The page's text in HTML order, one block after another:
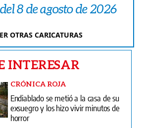
8 de agosto de 2026
OTRAS CARICATURAS
INTERESAR
CRÓNICA ROJA
Endiablado se metió a la casa de su
exsuegro y los hizo vivir minutos de
horror